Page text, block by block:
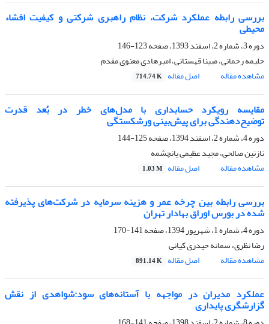
بررسی رابطه عملکرد شرکت، نظام راهبری شرکتی و کیفیت افشاء
محیطی
دوره 3، شماره 2، اسفند 1393، صفحه
123-146
حلیمه رحمانی، مبینا قهستانی، امیرهادی معنوی مقدم
مشاهده مقاله
اصل مقاله 714.74 K
مقایسه رویکرد حسابداری با مدل‌های خطر در بُعد قدرت
توضیح‌دهندگی برای پیش‌بینی ورشکستگی
دوره 4، شماره 2، اسفند 1394، صفحه
125-144
نازنین صالحی، مجید عظیمی یانچشمه
مشاهده مقاله
اصل مقاله 1.03 M
بررسی رابطه بین چرخه عمر و هزینه سرمایه در شرکت‌های پذیرفته
شده در بورس اوراق بهادار تهران
دوره 4، شماره 1، شهریور 1394، صفحه
141-170
رضا نظری، سمانه حیدری کیانی
مشاهده مقاله
اصل مقاله 891.14 K
عملکرد مدیران در مواجهه با آستانه‌های سود:شواهدی از نقش
گزارشگری پایداری